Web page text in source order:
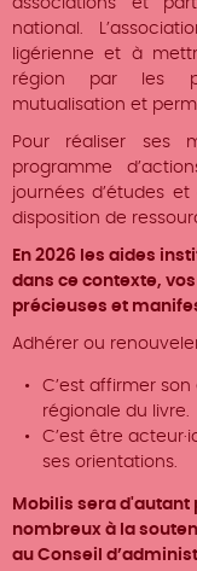
associations et
national.
ligérienne et à
région par les
mutualisation et
Pour réaliser ses
programme
journées d’études
disposition de
En 2026 les aides
dans ce contexte,
précieuses et
Adhérer ou
C’est affirmer
régionale du livre.
C’est être
ses orientations.
Mobilis sera d'autant
nombreux à la
au Conseil